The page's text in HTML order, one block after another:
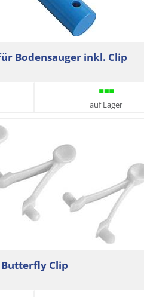
Bodensauger inkl. Clip
auf Lager
Butterfly Clip